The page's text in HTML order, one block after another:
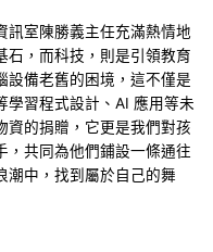
室陳勝義主任充滿熱情地
石，而科技，則是引領教育
設備老舊的困境，這不僅是
學習程式設計、AI 應用等未
資的捐贈，它更是我們對孩
，共同為他們鋪設一條通往
潮中，找到屬於自己的舞